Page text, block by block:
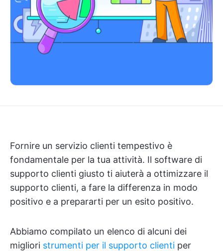
Fornire un servizio clienti tempestivo è
fondamentale per la tua attività. Il software di
supporto clienti giusto ti aiuterà a ottimizzare il
supporto clienti, a fare la differenza in modo
positivo e a prepararti per un esito positivo.
Abbiamo compilato un elenco di alcuni dei
migliori strumenti per il supporto clienti per